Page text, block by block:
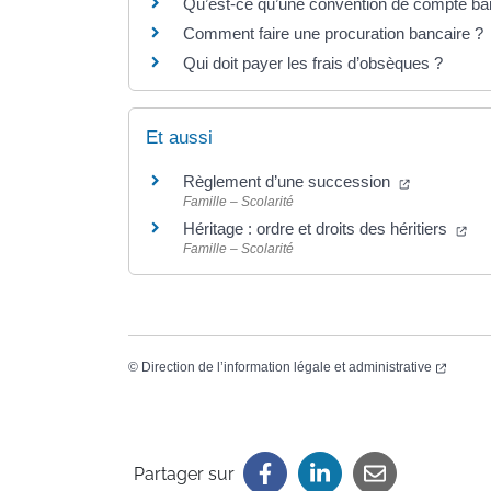
Qu’est-ce qu’une convention de compte
Comment faire une procuration bancaire ?
Qui doit payer les frais d’obsèques ?
Et aussi
Règlement d’une succession
Famille – Scolarité
Héritage : ordre et droits des héritiers
Famille – Scolarité
© Direction de l’information légale et administrative
Partager sur